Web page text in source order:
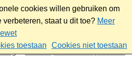
cookies willen gebruiken om
staat u dit toe? Meer
toestaan
Cookies niet toestaan
Verkeer, vervoer en parkeren